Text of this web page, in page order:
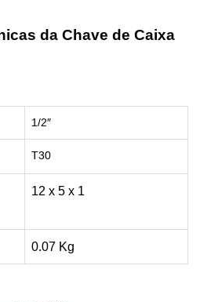
da Chave de Caixa
1/2″
T30
12 x 5 x 1
0.07 Kg